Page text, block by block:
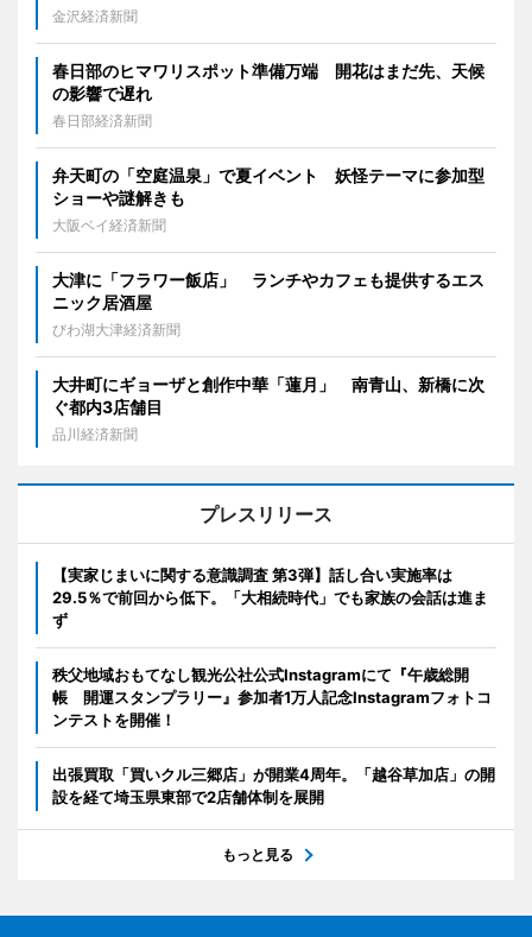
金沢経済新聞
春日部のヒマワリスポット準備万端 開花はまだ先、天候
の影響で遅れ
春日部経済新聞
弁天町の「空庭温泉」で夏イベント 妖怪テーマに参加型
ショーや謎解きも
大阪ベイ経済新聞
大津に「フラワー飯店」 ランチやカフェも提供するエス
ニック居酒屋
びわ湖大津経済新聞
大井町にギョーザと創作中華「蓮月」 南青山、新橋に次
ぐ都内3店舗目
品川経済新聞
プレスリリース
【実家じまいに関する意識調査 第3弾】話し合い実施率は
29.5％で前回から低下。「大相続時代」でも家族の会話は進ま
ず
秩父地域おもてなし観光公社公式Instagramにて『午歳総開
帳 開運スタンプラリー』参加者1万人記念Instagramフォトコ
ンテストを開催！
出張買取「買いクル三郷店」が開業4周年。「越谷草加店」の開
設を経て埼玉県東部で2店舗体制を展開
もっと見る